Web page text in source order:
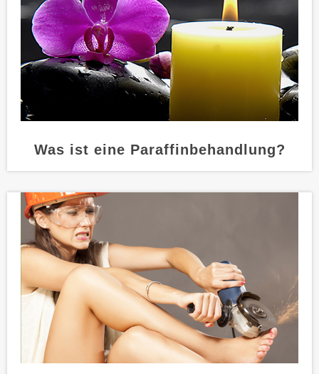
Was ist eine Paraffinbehandlung?